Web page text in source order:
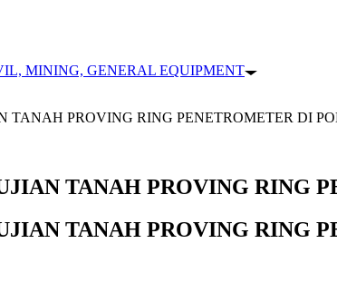
MINING, GENERAL EQUIPMENT
TANAH PROVING RING PENETROMETER DI
TANAH PROVING RING
TANAH PROVING RING